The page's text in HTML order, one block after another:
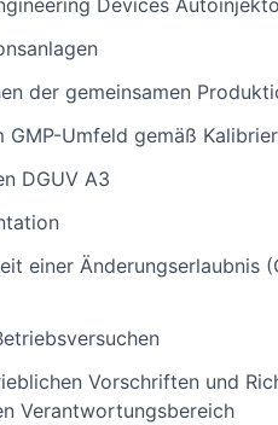
Devices
der gemeinsamen
Umfeld gemäß
DGUV A3
einer Änderungserlaubnis
Vorschriften und
Verantwortungsbereich